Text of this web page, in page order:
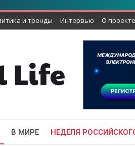
и тренды Интервью О проекте
В МИРЕ НЕДЕЛЯ